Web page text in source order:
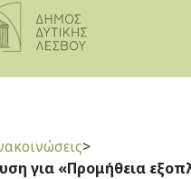
>
για «Προμήθεια